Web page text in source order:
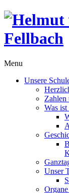
Menu
Unsere
Zahlen
Was
Unser